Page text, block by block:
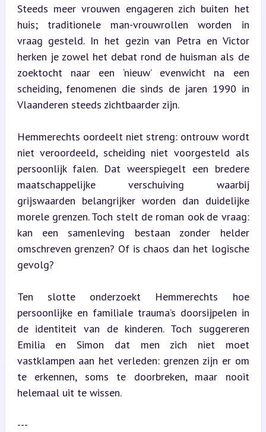
Steeds meer vrouwen engageren zich buiten het
huis; traditionele man-vrouwrollen worden in
vraag gesteld. In het gezin van Petra en Victor
herken je zowel het debat rond de huisman als de
zoektocht naar een ‘nieuw’ evenwicht na een
scheiding, fenomenen die sinds de jaren 1990 in
Vlaanderen steeds zichtbaarder zijn.
Hemmerechts oordeelt niet streng: ontrouw wordt
niet veroordeeld, scheiding niet voorgesteld als
persoonlijk falen. Dat weerspiegelt een bredere
maatschappelijke verschuiving waarbij
grijswaarden belangrijker worden dan duidelijke
morele grenzen. Toch stelt de roman ook de vraag:
kan een samenleving bestaan zonder helder
omschreven grenzen? Of is chaos dan het logische
gevolg?
Ten slotte onderzoekt Hemmerechts hoe
persoonlijke en familiale trauma’s doorsijpelen in
de identiteit van de kinderen. Toch suggereren
Emilia en Simon dat men zich niet moet
vastklampen aan het verleden: grenzen zijn er om
te erkennen, soms te doorbreken, maar nooit
helemaal uit te wissen.
---